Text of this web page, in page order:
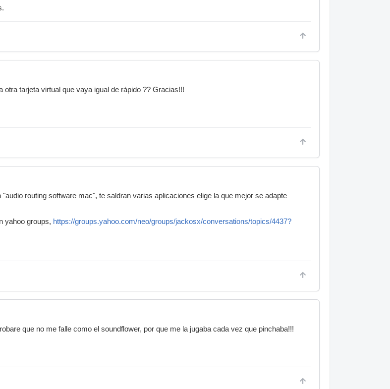
tarjeta virtual que vaya igual de rápido ?? Gracias!!!
routing software mac", te saldran varias aplicaciones elige la que mejor se adapte
yahoo groups, https://groups.yahoo.com/neo/groups/jackosx/conversations/topics/4437?
que no me falle como el soundflower, por que me la jugaba cada vez que pinchaba!!!